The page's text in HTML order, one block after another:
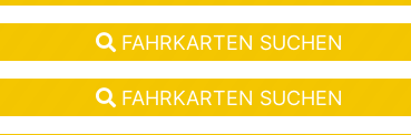
FAHRKARTEN SUCHEN
FAHRKARTEN SUCHEN